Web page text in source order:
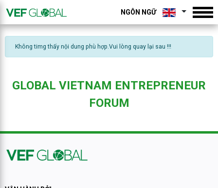
NGÔN NGỮ
Không timg thấy nội dung phù hợp.Vui lòng quay lại sau !!!
GLOBAL VIETNAM ENTREPRENEUR
FORUM